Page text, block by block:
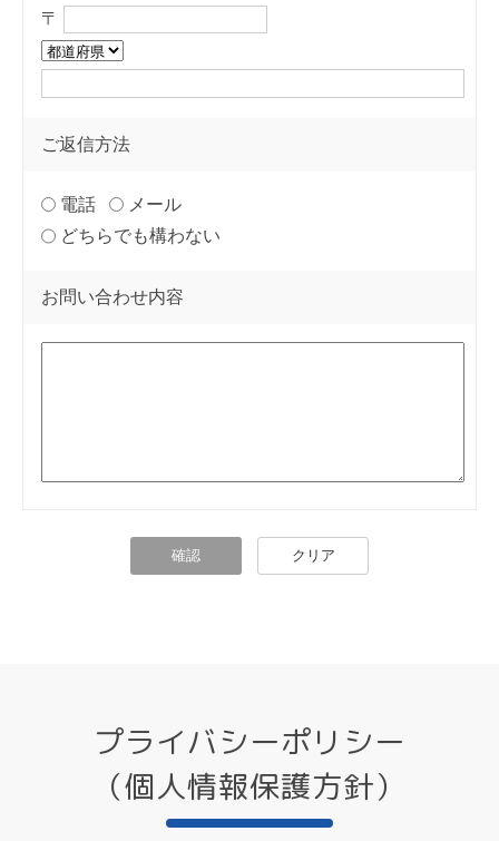
〒
ご返信方法
電話
メール
どちらでも構わない
お問い合わせ内容
プライバシーポリシー
（個人情報保護方針）